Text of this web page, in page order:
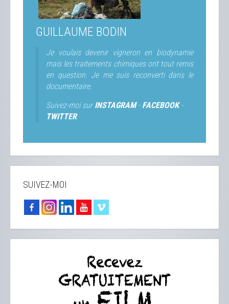
GUILLAUME BODIN
Je voulais devenir vigneron en biodynamie
mais les traitements chimiques ont tout remis
en question. Je me suis reconverti dans le
documentaire.
Suivez-moi surINSTAGRAM- FACEBOOK-
TWITTER
SUIVEZ-MOI